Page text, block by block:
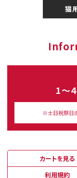
猫
1～
※土日祝祭日
カートを見る
利用規約